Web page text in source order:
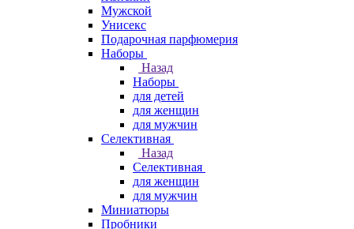
Мужской
Унисекс
Подарочная парфюмерия
Наборы
Назад
Наборы
для детей
для женщин
для мужчин
Селективная
Назад
Селективная
для женщин
для мужчин
Миниатюры
Пробники